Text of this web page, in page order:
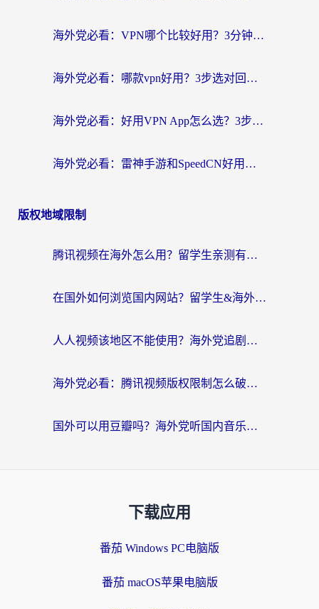
海外党必看：VPN哪个比较好用？3分钟找到适合你的回国加速方案
海外党必看：哪款vpn好用？3步选对回国加速器，无缝刷剧玩游戏
海外党必看：好用VPN App怎么选？3步教你无缝访问国内资源
海外党必看：雷神手游和SpeedCN好用吗？3招选对回国加速器无缝刷国内资源
版权地域限制
腾讯视频在海外怎么用？留学生亲测有效的回国加速器攻略
在国外如何浏览国内网站？留学生&海外华人的无缝访问指南
人人视频该地区不能使用？海外党追剧看片的终极解决方案来了
海外党必看：腾讯视频版权限制怎么破？3步让你轻松追剧
国外可以用豆瓣吗？海外党听国内音乐听书的实用指南
下载应用
番茄 Windows PC电脑版
番茄 macOS苹果电脑版